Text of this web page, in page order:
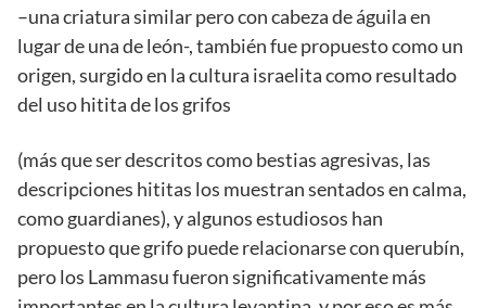
–una criatura similar pero con cabeza de águila en
lugar de una de león-, también fue propuesto como un
origen, surgido en la cultura israelita como resultado
del uso hitita de los grifos
(más que ser descritos como bestias agresivas, las
descripciones hititas los muestran sentados en calma,
como guardianes), y algunos estudiosos han
propuesto que grifo puede relacionarse con querubín,
pero los Lammasu fueron significativamente más